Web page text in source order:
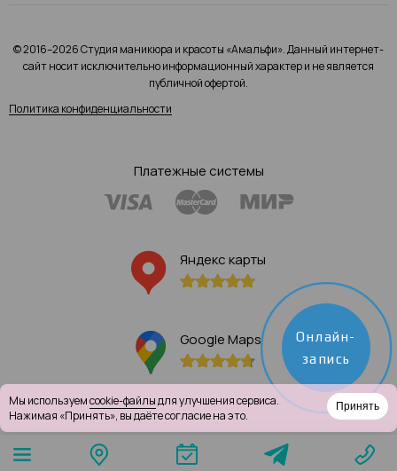
© 2016–2026 Студия маникюра и красоты «Амальфи». Данный интернет-
сайт носит исключительно информационный характер и не является
публичной офертой.
Политика конфиденциальности
Платежные системы
Яндекс карты
Google Maps
Онлайн-
запись
Мы используемcookie-файлыдля улучшения сервиса.
Нажимая «Принять», вы даёте согласие на это.
Принять